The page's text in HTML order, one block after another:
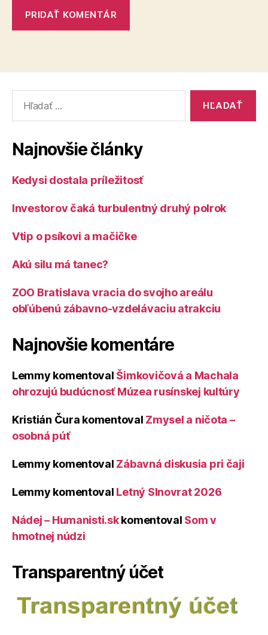
Najnovšie články
Kedysi dostala príležitosť
Investorov čaká turbulentný druhý polrok
Vtip o psíkovi a mačičke
Akú silu má tanec?
ZOO Bratislava vracia do svojho areálu
obľúbenú zábavno-vzdelávaciu atrakciu
Najnovšie komentáre
Lemmy komentoval Šimkovičová a Machala
ohrozujú budúcnosť Múzea rusínskej kultúry
Kristián Čura komentoval Zmysel a ničota –
osobná púť
Lemmy komentoval Zábavná diskusia pri čaji
Lemmy komentoval Letný Slnovrat 2026
Nádej – Humanisti.skkomentoval Som v
hmotnej núdzi
Transparentný účet